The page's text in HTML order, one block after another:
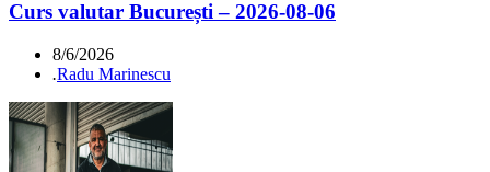
Curs valutar București – 2026-08-06
8/6/2026
.Radu Marinescu